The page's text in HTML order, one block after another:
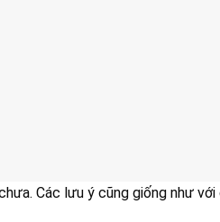
Các lưu ý cũng giống như